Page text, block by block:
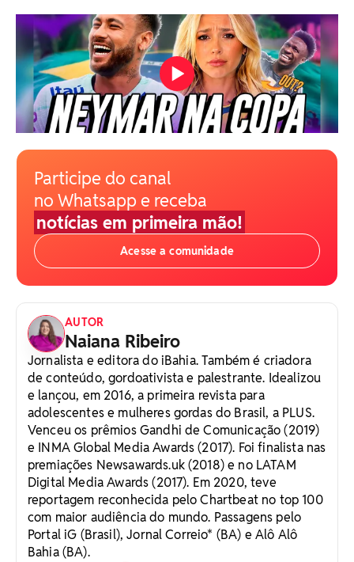
Participe do canal
no Whatsapp e receba
notícias em primeira mão!
Acesse a comunidade
AUTOR
Naiana Ribeiro
Jornalista e editora do iBahia. Também é criadora
de conteúdo, gordoativista e palestrante. Idealizou
e lançou, em 2016, a primeira revista para
adolescentes e mulheres gordas do Brasil, a PLUS.
Venceu os prêmios Gandhi de Comunicação (2019)
e INMA Global Media Awards (2017). Foi finalista nas
premiações Newsawards.uk (2018) e no LATAM
Digital Media Awards (2017). Em 2020, teve
reportagem reconhecida pelo Chartbeat no top 100
com maior audiência do mundo. Passagens pelo
Portal iG (Brasil), Jornal Correio* (BA) e Alô Alô
Bahia (BA).